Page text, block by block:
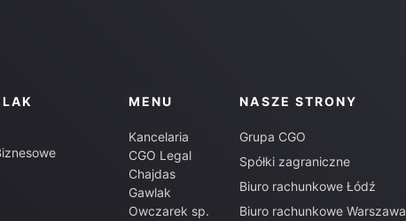
MENU
Kancelaria
CGO Legal
Chajdas
Gawlak
Owczarek sp.
NASZE STRONY
Grupa CGO
Spółki zagraniczne
Biuro rachunkowe Łódź
Biuro rachunkowe Warszawa